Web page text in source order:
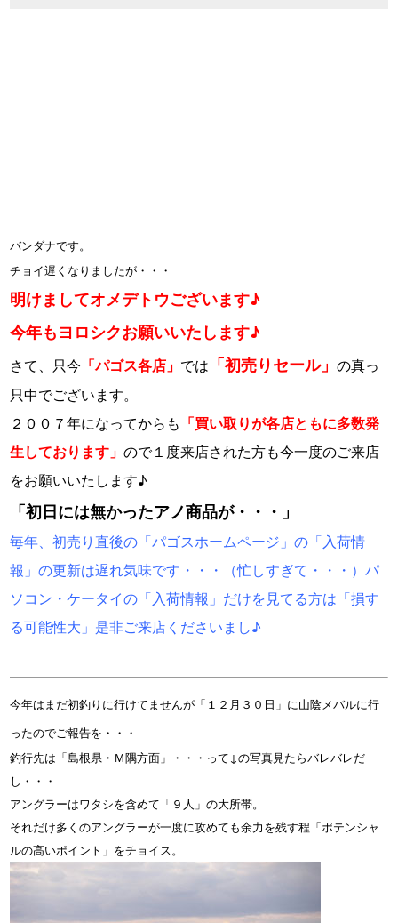
バンダナです。
チョイ遅くなりましたが・・・
明けましてオメデトウございます♪
今年もヨロシクお願いいたします♪
さて、只今 「パゴス各店」 では 「初売りセール」の真っ
只中でございます。
２００７年になってからも 「買い取りが各店ともに多数発
生しております」ので１度来店された方も今一度のご来店
をお願いいたします♪
「初日には無かったアノ商品が・・・」
毎年、初売り直後の「パゴスホームページ」の「入荷情
報」の更新は遅れ気味です・・・（忙しすぎて・・・）パ
ソコン・ケータイの「入荷情報」だけを見てる方は「損す
る可能性大」是非ご来店くださいまし♪
今年はまだ初釣りに行けてませんが「１２月３０日」に山陰メバルに行
ったのでご報告を・・・
釣行先は「島根県・Ｍ隅方面」・・・って↓の写真見たらバレバレだ
し・・・
アングラーはワタシを含めて「９人」の大所帯。
それだけ多くのアングラーが一度に攻めても余力を残す程「ポテンシャ
ルの高いポイント」をチョイス。